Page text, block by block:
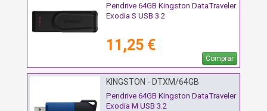
Pendrive 64GB Kingston DataTraveler
Exodia S USB 3.2
11,25 €
Comprar
KINGSTON - DTXM/64GB
Pendrive 64GB Kingston DataTraveler
Exodia M USB 3.2